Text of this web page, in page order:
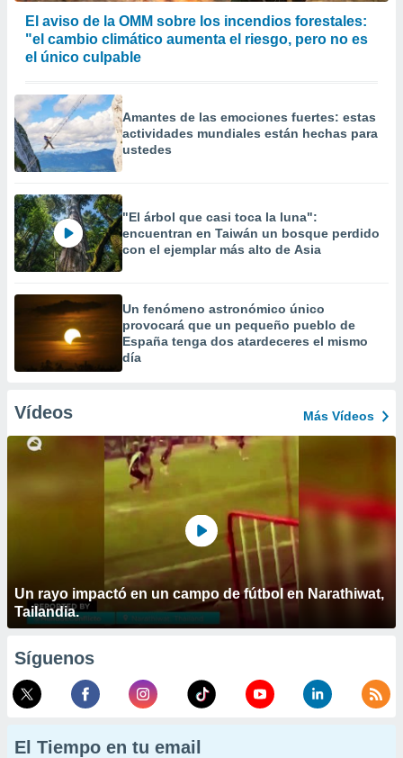
El aviso de la OMM sobre los incendios forestales:
"el cambio climático aumenta el riesgo, pero no es
el único culpable
Amantes de las emociones fuertes: estas
actividades mundiales están hechas para
ustedes
"El árbol que casi toca la luna":
encuentran en Taiwán un bosque perdido
con el ejemplar más alto de Asia
Un fenómeno astronómico único
provocará que un pequeño pueblo de
España tenga dos atardeceres el mismo
día
Vídeos Más Vídeos
Un rayo impactó en un campo de fútbol en Narathiwat,
Tailandia.
Síguenos
El Tiempo en tu email